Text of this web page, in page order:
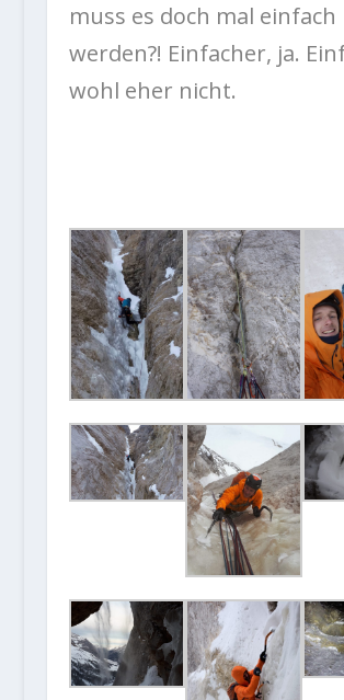
muss es doch mal einfach
werden?! Einfacher, ja.
wohl eher nicht.